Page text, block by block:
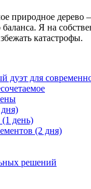
дерево
баланса. Я на
катастрофы.
дуэт для
день)
(2 дня)
решений